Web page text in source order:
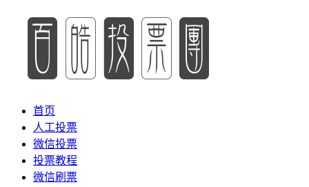
首页
人工投票
微信投票
投票教程
微信刷票